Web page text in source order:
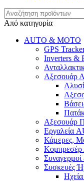
Από κατηγορία
AUTO & MOTO
GPS
Inverters &
Αξεσουάρ
Αξεσουάρ
Εργαλεία
Κάμερες,
Κομπρεσέρ
Συναγερμοί
Συσκευές